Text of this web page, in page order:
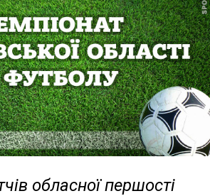
обласної першості